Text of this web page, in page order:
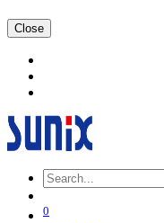
Close
0